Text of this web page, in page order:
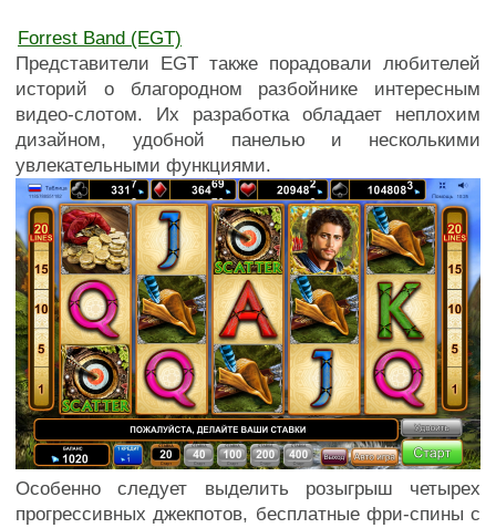
Forrest Band (EGT)
Представители EGT также порадовали любителей
историй о благородном разбойнике интересным
видео-слотом. Их разработка обладает неплохим
дизайном, удобной панелью и несколькими
увлекательными функциями.
Особенно следует выделить розыгрыш четырех
прогрессивных джекпотов, бесплатные фри-спины с